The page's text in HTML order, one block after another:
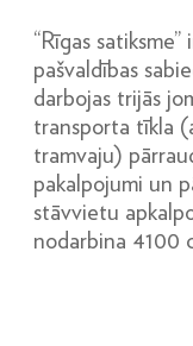
“Rīgas
pašvaldības
darbojas trijās
transporta tīkla
tramvaju)
pakalpojumi un
stāvvietu
nodarbina 4100